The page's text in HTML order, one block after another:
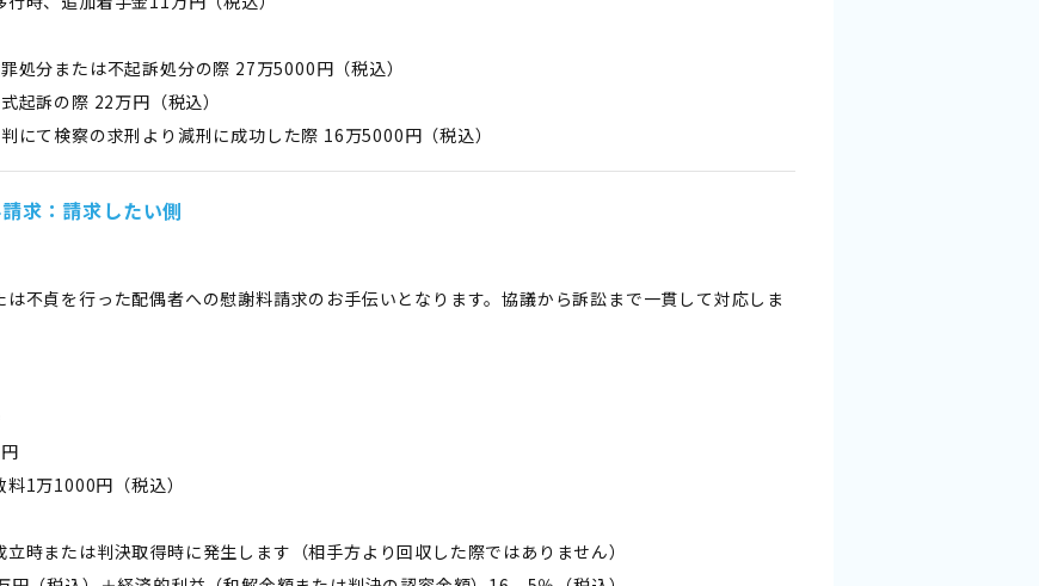
分または不起訴処分の際 27万5000円（税込）
訴の際 22万円（税込）
て検察の求刑より減刑に成功した際 16万5000円（税込）
求：請求したい側
は不貞を行った配偶者への慰謝料請求のお手伝いとなります。協議から訴訟まで一貫して対応しま
1万1000円（税込）
または判決取得時に発生します（相手方より回収した際ではありません）